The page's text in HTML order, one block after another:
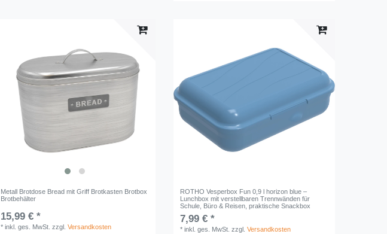
Metall Brotdose Bread mit Griff Brotkasten Brotbox
Brotbehälter
15,99 € *
*inkl. ges. MwSt. zzgl.Versandkosten
ROTHO Vesperbox Fun 0,9 l horizon blue –
Lunchbox mit verstellbaren Trennwänden für
Schule, Büro & Reisen, praktische Snackbox
7,99 € *
*inkl. ges. MwSt. zzgl.Versandkosten